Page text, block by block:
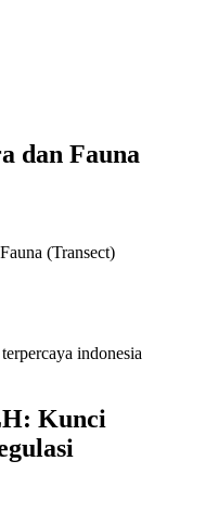
(Transect)
dan Fauna
Kunci